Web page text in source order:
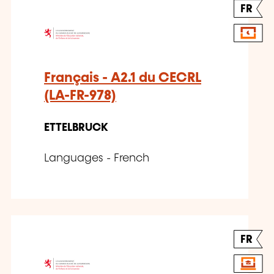
FR
Français - A2.1 du CECRL
(LA-FR-978)
ETTELBRUCK
Languages - French
FR